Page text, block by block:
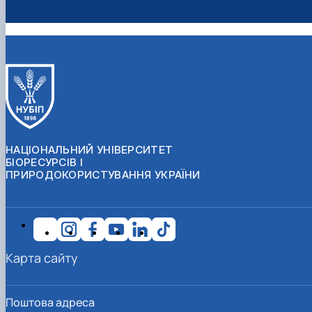
НАЦІОНАЛЬНИЙ УНІВЕРСИТЕТ
БІОРЕСУРСІВ І
ПРИРОДОКОРИСТУВАННЯ УКРАЇНИ
Поштова адреса
Карта сайту